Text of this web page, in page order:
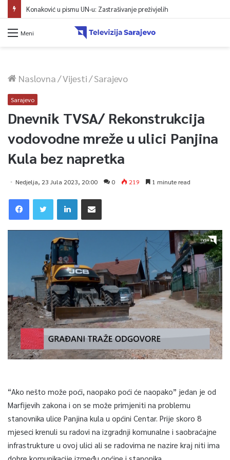
Konaković u pismu UN-u: Zastrašivanje preživjelih
Meni
Naslovna/Vijesti/Sarajevo
Sarajevo
Dnevnik TVSA/ Rekonstrukcija
vodovodne mreže u ulici Panjina
Kula bez napretka
Nedjelja, 23 Jula 2023, 20:00 0 219 1 minute read
“Ako nešto može poći, naopako poći će naopako” jedan je od
Marfijevih zakona i on se može primjeniti na problemu
stanovnika ulice Panjina kula u općini Centar. Prije skoro 8
mjeseci krenuli su radovi na izgradnji komunalne i saobraćajne
infrastrukture u ovoj ulici ali se radovima ne nazire kraj niti ima
dobre komunikacije između općine i stanonika.